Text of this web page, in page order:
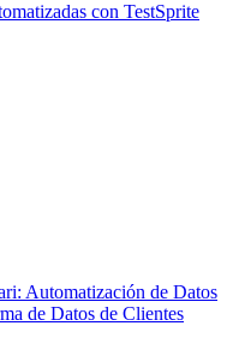
con TestSprite
Automatización de Datos
de Datos de Clientes